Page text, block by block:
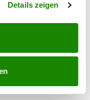
Details zeigen